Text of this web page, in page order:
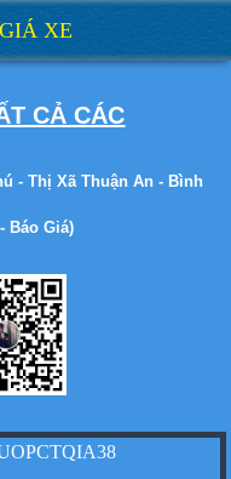
990kg
990kg
990kg
XE
CẢ CÁC
- Thị Xã Thuận An - Bình
Báo Giá)